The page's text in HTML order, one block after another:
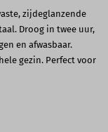
zijdeglanzende
Droog in twee uur,
en afwasbaar.
gezin. Perfect voor